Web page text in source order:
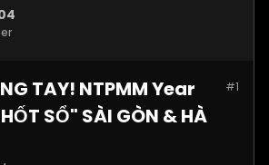
2025
#1
TAY! NTPMM Year
SỔ" SÀI GÒN & HÀ